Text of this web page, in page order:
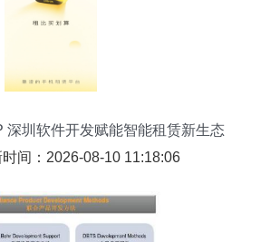
深圳软件开发赋能智能租赁新生态
间：2026-08-10 11:18:06